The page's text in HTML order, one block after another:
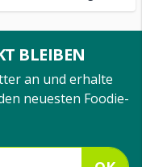
BLEIBEN
an und erhalte
neuesten Foodie-